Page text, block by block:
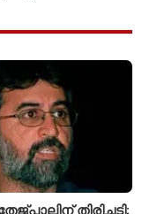
തിരിച്ചടി;